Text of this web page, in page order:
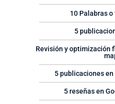
10 Palabras
5
Revisión y optimización
5 publicaciones
5 reseñas en